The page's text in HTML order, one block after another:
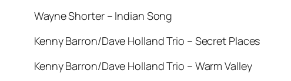
Wayne Shorter – Indian Song
Kenny Barron/Dave Holland Trio – Secret Places
Kenny Barron/Dave Holland Trio – Warm Valley